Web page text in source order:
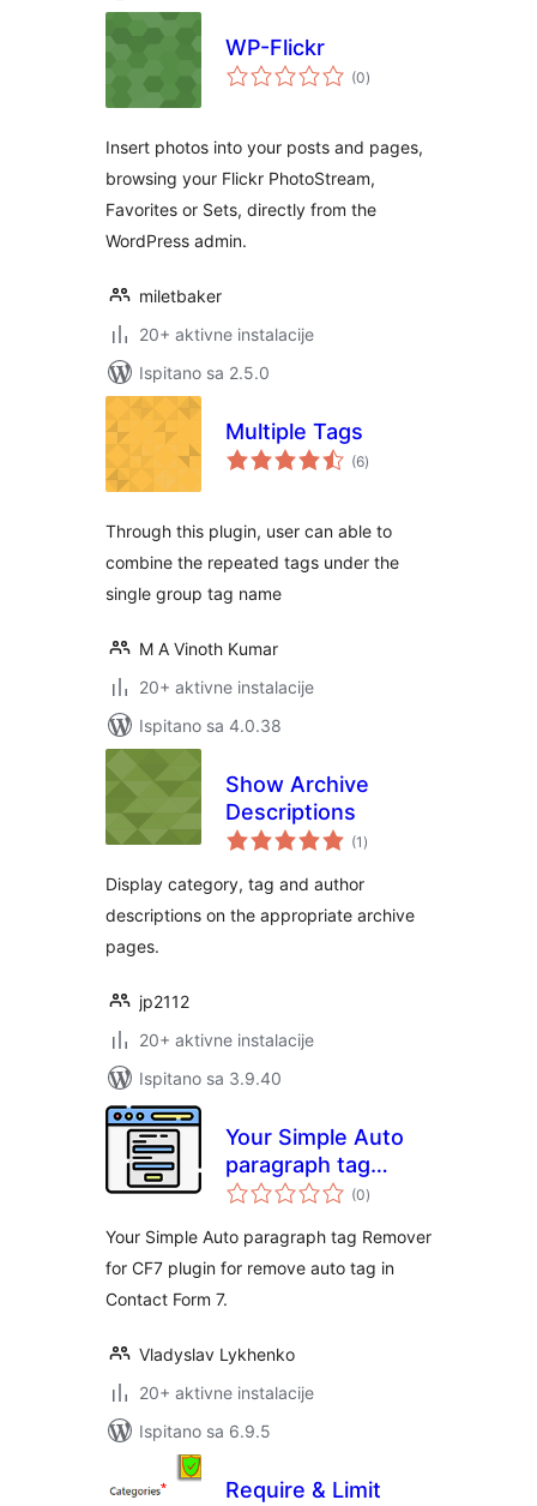
WP-Flickr
(0ukupna
ocijena
)
Insert photos into your posts and pages,
browsing your Flickr PhotoStream,
Favorites or Sets, directly from the
WordPress admin.
miletbaker
20+ aktivne instalacije
Ispitano sa 2.5.0
Multiple Tags
(6ukupna
ocijena
)
Through this plugin, user can able to
combine the repeated tags under the
single group tag name
M A Vinoth Kumar
20+ aktivne instalacije
Ispitano sa 4.0.38
Show Archive
Descriptions
(1 ukupna
ocijena
)
Display category, tag and author
descriptions on the appropriate archive
pages.
jp2112
20+ aktivne instalacije
Ispitano sa 3.9.40
Your Simple Auto
paragraph tag
Remover for CF7
(0ukupna
ocijena
)
Your Simple Auto paragraph tag Remover
for CF7 plugin for remove auto tag in
Contact Form 7.
Vladyslav Lykhenko
20+ aktivne instalacije
Ispitano sa 6.9.5
Require & Limit